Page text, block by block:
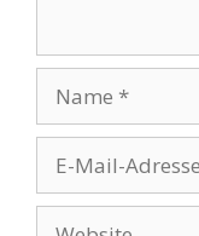
Mail-
Adresse